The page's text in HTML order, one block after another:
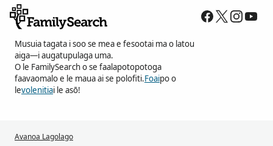
Musuia tagata i soo se mea e fesootai ma o latou
aiga—i augatupulaga uma.
O le FamilySearch o se faalapotopotoga
faavaomalo e le maua ai se polofiti.Foaipo o
levolenitiai le asō!
Avanoa Lagolago